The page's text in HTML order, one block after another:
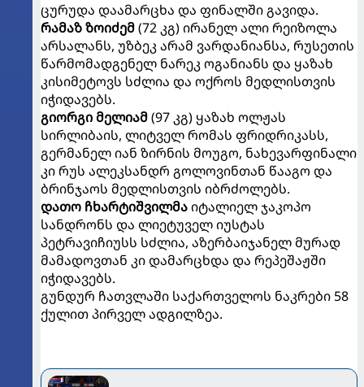
ცურუდა დაამარცხა და ფინალში გავიდა.
რამაზ ზოიძემ(72 კგ) ირანელ ალი რეიზოლა
არსალანს, უზბეკ არამ ვარდანიანსა, რუსეთის
წარმომადგენელ ნარეკ ოგანიანს და ყაზახ
კისიმეტოვს სძლია და ოქროს მედლისთვის
იჭიდავებს.
გიორგი მელიამ(97 კგ) ყაზახ ოლჟას
სირლიბაის, ლიტველ რომას ფრიდრიკასს,
გერმანელ იან ზირნის მოუგო, ნახევარფინალი
კი რუს ალეკსანდრ გოლოვინთან წააგო და
ბრინჯაოს მედლისთვის იბრძოლებს.
დათო ჩხარტიშვილმაიტალიელ ჯაკოპო
სანდრონს და ლიეტუველ იუსტას
პეტრავიჩიუსს სძლია, აზერბაიჯანელ მურად
მამადოვთან კი დამარცხდა და რეპეშაჟში
იჭიდავებს.
გუნდურ ჩათვლაში საქართველოს ნაკრები 58
ქულით პირველ ადგილზეა.